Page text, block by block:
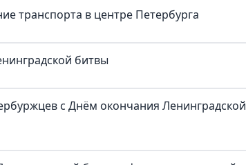
транспорта в центре Петербурга
битвы
с Днём окончания Ленинградской